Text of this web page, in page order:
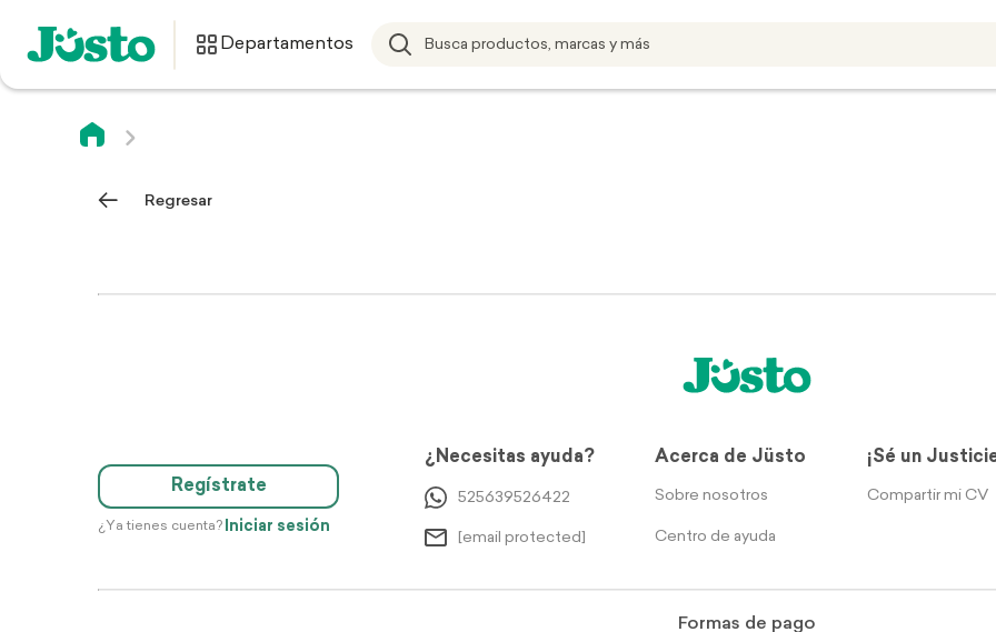
Departamentos
Regresar
Regístrate
¿Ya tienes cuenta? Iniciar sesión
¿Necesitas ayuda?
525639526422
[email protected]
Acerca de Jüsto
Sobre nosotros
Centro de ayuda
¡Sé un
Compartir mi CV
Formas de pago